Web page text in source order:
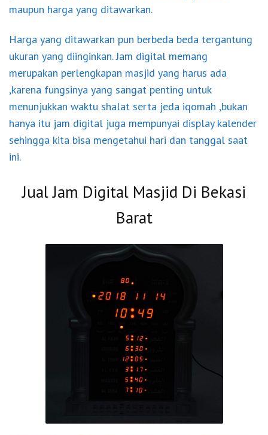
maupun harga yang ditawarkan.
Harga yang ditawarkan pun berbeda beda tergantung
ukuran yang diinginkan. Jam digital memang
merupakan perlengkapan masjid yang harus ada
,karena fungsinya yang sangat penting untuk
menunjukkan waktu shalat serta jeda iqomah ,bukan
hanya itu jam digital juga mempunyai display kalender
sehingga kita bisa mengetahui hari dan tanggal saat
ini.
Jual Jam Digital Masjid Di Bekasi
Barat